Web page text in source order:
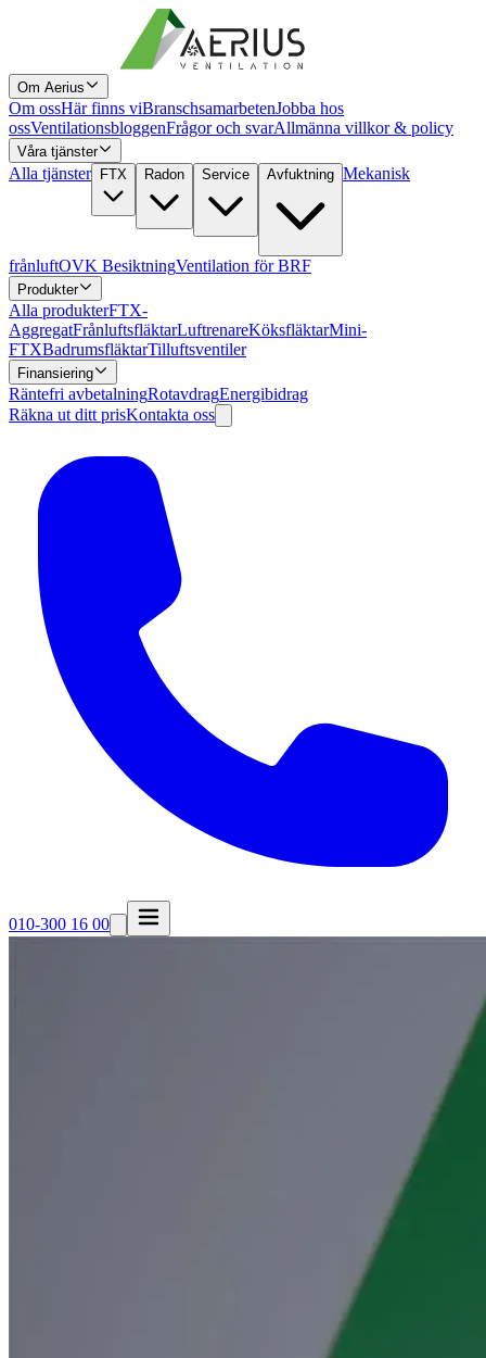
Om Aerius
Om ossHär finns viBranschsamarbetenJobba hos
ossVentilationsbloggenFrågor och svarAllmänna villkor & policy
Våra tjänster
Alla tjänster FTX Radon Service Avfuktning Mekanisk
frånluftOVK BesiktningVentilation för BRF
Produkter
Alla produkterFTX-
AggregatFrånluftsfläktarLuftrenareKöksfläktarMini-
FTXBadrumsfläktarTilluftsventiler
Finansiering
Räntefri avbetalningRotavdragEnergibidrag
Räkna ut ditt prisKontakta oss
010-300 16 00